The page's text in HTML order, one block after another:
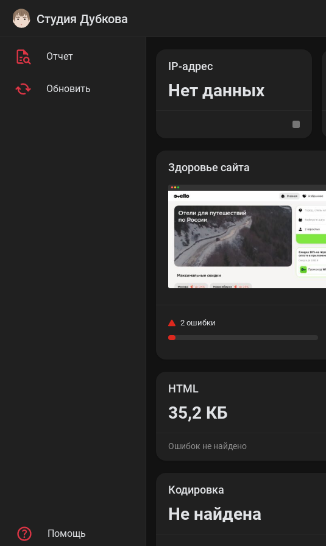
Студия Дубкова
Отчет
Обновить
Помощь
IP-адрес
Нет данных
Здоровье сайта
2 ошибки
HTML
35,2 КБ
Ошибок не найдено
Кодировка
Не найдена